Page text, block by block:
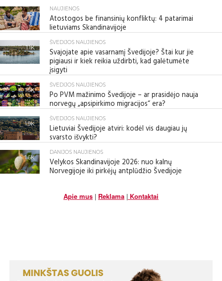
951
NAUJIENOS
Atostogos be finansinių konfliktų: 4 patarimai
lietuviams Skandinavijoje
1.1K
ŠVEDIJOS NAUJIENOS
Svajojate apie vasarnamį Švedijoje? Štai kur jie
pigiausi ir kiek reikia uždirbti, kad galėtumėte
įsigyti
1.5K
ŠVEDIJOS NAUJIENOS
Po PVM mažinimo Švedijoje – ar prasidėjo nauja
norvegų „apsipirkimo migracijos“ era?
1.9K
ŠVEDIJOS NAUJIENOS
Lietuviai Švedijoje atviri: kodėl vis daugiau jų
svarsto išvykti?
1.6K
DANIJOS NAUJIENOS
Velykos Skandinavijoje 2026: nuo kalnų
Norvegijoje iki pirkėjų antplūdžio Švedijoje
Apie mus| Reklama| Kontaktai